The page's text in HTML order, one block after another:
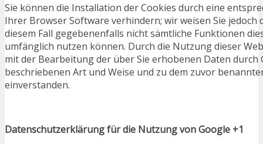
Sie können die Installation der Cookies durch eine
Ihrer Browser Software verhindern; wir weisen Sie jedoch
diesem Fall gegebenenfalls nicht sämtliche Funktionen
umfänglich nutzen können. Durch die Nutzung dieser
mit der Bearbeitung der über Sie erhobenen Daten durch
beschriebenen Art und Weise und zu dem zuvor
einverstanden.
Datenschutzerklärung für die Nutzung von Google +1